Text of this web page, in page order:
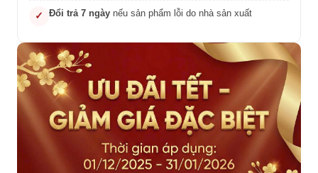
✓ Đổi trả 7 ngày nếu sản phẩm lỗi do nhà sản xuất